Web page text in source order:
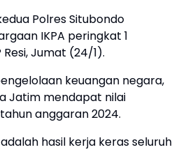
Polres Situbondo
IKPA peringkat 1
Jumat (24/1).
keuangan negara,
Jatim mendapat nilai
anggaran 2024.
hasil kerja keras seluruh